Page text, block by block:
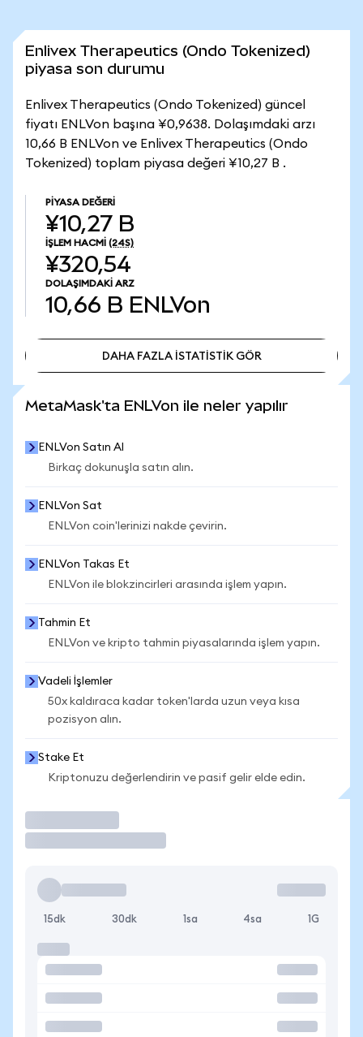
Enlivex Therapeutics (Ondo Tokenized)
piyasa son durumu
Enlivex Therapeutics (Ondo Tokenized) güncel
fiyatı ENLVon başına ¥0,9638. Dolaşımdaki arzı
10,66 B ENLVon ve Enlivex Therapeutics (Ondo
Tokenized) toplam piyasa değeri ¥10,27 B .
PIYASA DEĞERI
¥10,27 B
İŞLEM HACMI (24S)
¥320,54
DOLAŞIMDAKI ARZ
10,66 B ENLVon
DAHA FAZLA İSTATİSTİK GÖR
MetaMask'ta ENLVon ile neler yapılır
ENLVon Satın Al
Birkaç dokunuşla satın alın.
ENLVon Sat
ENLVon coin'lerinizi nakde çevirin.
ENLVon Takas Et
ENLVon ile blokzincirleri arasında işlem yapın.
Tahmin Et
ENLVon ve kripto tahmin piyasalarında işlem yapın.
Vadeli İşlemler
50x kaldıraca kadar token'larda uzun veya kısa
pozisyon alın.
Stake Et
Kriptonuzu değerlendirin ve pasif gelir elde edin.
15dk 30dk 1sa 4sa 1G